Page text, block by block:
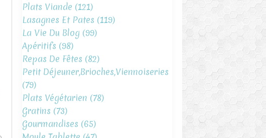
Plats Viande (121)
Lasagnes Et Pates (119)
La Vie Du Blog (99)
Apéritifs (98)
Repas De Fêtes (82)
Petit Déjeuner,brioches,viennoiseries
(79)
Plats Végétarien (78)
Gratins (73)
Gourmandises (65)